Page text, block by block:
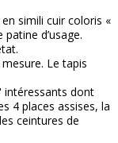
simili cuir coloris «
d’usage.
Le tapis
intéressants dont
4 places assises, la
ceintures de